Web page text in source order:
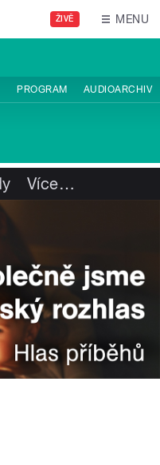
ŽIVĚ MENU
PROGRAM AUDIOARCHIV
Více…